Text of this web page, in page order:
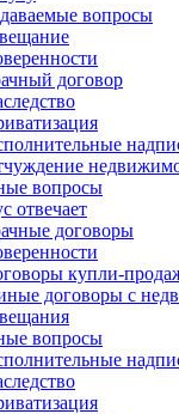
вопросы
договор
вопросы
отвечает
договоры
купли-
договоры с
вопросы